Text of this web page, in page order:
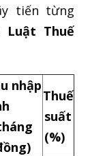
tiến từng
Luật Thuế
nhập
Thuế
suất
(%)